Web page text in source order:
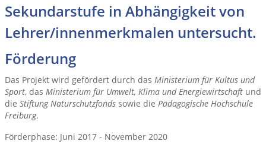
Sekundarstufe in Abhängigkeit von
Lehrer/innenmerkmalen untersucht.
Förderung
Das Projekt wird gefördert durch das Ministerium für Kultus und
Sport, das Ministerium für Umwelt, Klima und Energiewirtschaft und
die Stiftung Naturschutzfonds sowie die Pädagogische Hochschule
Freiburg.
Förderphase: Juni 2017 - November 2020